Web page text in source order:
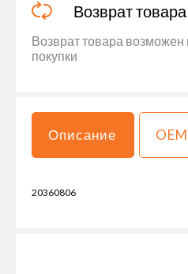
Возврат товара
Возврат товара возможен
покупки
Описание
20360806